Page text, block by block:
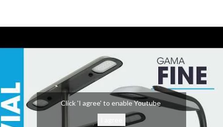
Click 'I agree' to enable Youtube